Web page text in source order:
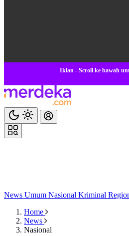
Iklan - Scroll ke bawah
News Umum Nasional Kriminal
Home
News
Nasional